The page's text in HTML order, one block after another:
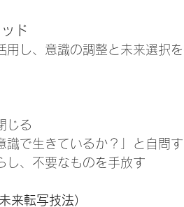
ド
用し、意識の調整と未来選択
じる
識で生きているか？」と自問
し、不要なものを手放す
来転写技法）